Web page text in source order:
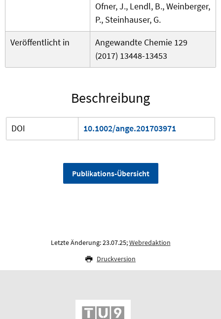
Ofner, J., Lendl, B., Weinberger,
P., Steinhauser, G.
Veröffentlicht in
Angewandte Chemie 129
(2017) 13448-13453
Beschreibung
DOI 10.1002/ange.201703971
Publikations-Übersicht
Letzte Änderung: 23.07.25;Webredaktion
Druckversion